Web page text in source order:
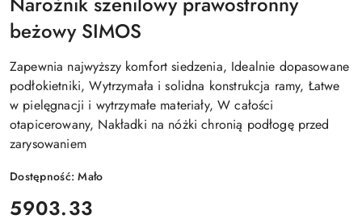
beżowy SIMOS
Zapewnia najwyższy komfort siedzenia, Idealnie dopasowane
podłokietniki, Wytrzymała i solidna konstrukcja ramy, Łatwe
w pielęgnacji i wytrzymałe materiały, W całości
otapicerowany, Nakładki na nóżki chronią podłogę przed
zarysowaniem
Dostępność:Mało
cena:
5903.33